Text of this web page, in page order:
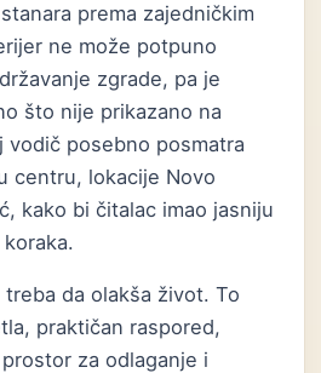
prema zajedničkim
ne može potpuno
zgrade, pa je
što nije prikazano na
vodič posebno posmatra
centru, lokacije Novo
kako bi čitalac imao jasniju
da olakša život. To
praktičan raspored,
za odlaganje i